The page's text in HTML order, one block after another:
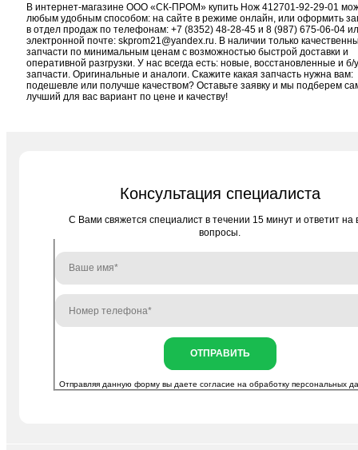
В интернет-магазине ООО «СК-ПРОМ» купить Нож 412701-92-29-01
любым удобным способом: на сайте в режиме онлайн, или оформить
в отдел продаж по телефонам: +7 (8352) 48-28-45и 8 (987) 675-06-04
электронной почте: skprom21@yandex.ru . В наличии только
запчасти по минимальным ценам с возможностью быстрой доставки и
оперативной разгрузки. У нас всегда есть: новые, восстановленные и б/у
запчасти. Оригинальные и аналоги. Скажите какая запчасть нужна вам:
подешевле или получше качеством? Оставьте заявку и мы подберем
лучший для вас вариант по цене и качеству!
Консультация специалиста
C Вами свяжется специалист в течении 15 минут и ответит на
вопросы.
ОТПРАВИТЬ
Отправляя данную форму вы даете согласие наобработку персональных